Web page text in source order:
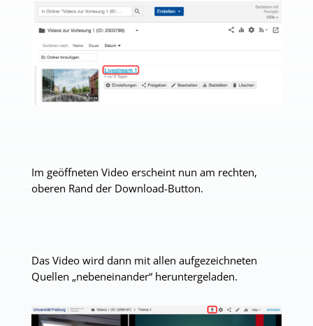
Im geöffneten Video erscheint nun am rechten,
oberen Rand der Download-Button.
Das Video wird dann mit allen aufgezeichneten
Quellen „nebeneinander“ heruntergeladen.